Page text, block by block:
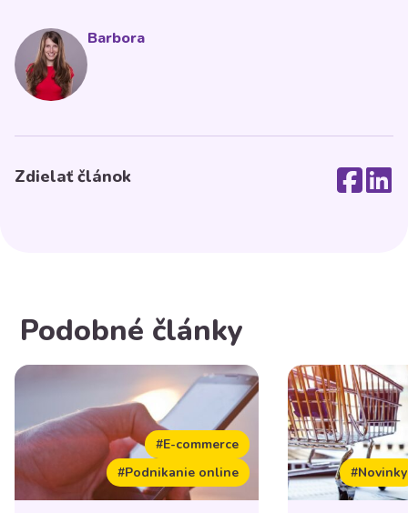
Barbora
Zdielať článok
Podobné články
#E-commerce
#Podnikanie online
#Novinky